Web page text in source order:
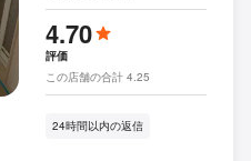
4.70
評価
この店舗の合計 4.25
24時間以内の返信